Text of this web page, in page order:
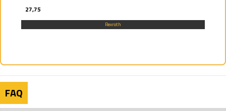
0,00
Rexroth
FAQ